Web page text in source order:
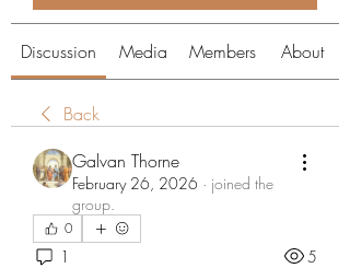
Discussion Media Members About
Back
Galvan Thorne
February 26, 2026 · joined the
group.
0
1 5